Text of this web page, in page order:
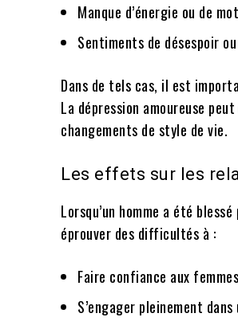
Manque d’énergie ou de
Sentiments de désespoir
Dans de tels cas, il est
La dépression amoureuse
changements de style de vie.
Les effets sur les
Lorsqu’un homme a été
éprouver des difficultés à :
Faire confiance aux
S’engager pleinement